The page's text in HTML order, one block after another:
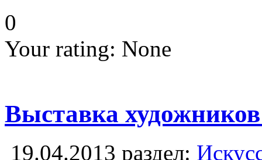
0
Your rating: None
Выставка
19.04.2013 раздел: